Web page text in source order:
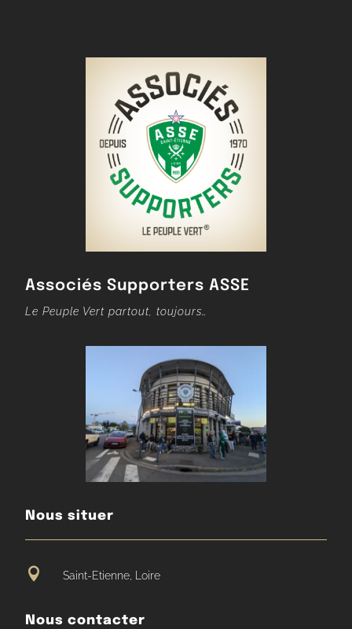
Associés Supporters ASSE
Le Peuple Vert partout, toujours…
Nous situer
 Saint-Etienne, Loire
Nous contacter